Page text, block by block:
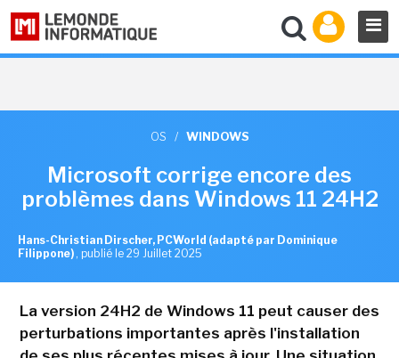
OS / WINDOWS
Microsoft corrige encore des
problèmes dans Windows 11 24H2
Hans-Christian Dirscher, PCWorld (adapté par Dominique
Filippone) , publié le 29 Juillet 2025
La version 24H2 de Windows 11 peut causer des
perturbations importantes après l'installation